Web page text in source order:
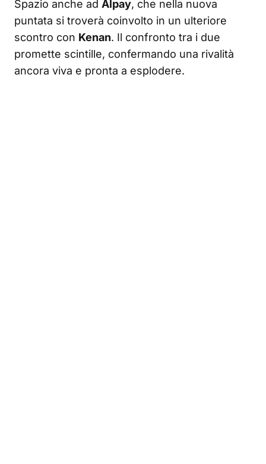
Spazio anche ad Alpay, che nella nuova
puntata si troverà coinvolto in un ulteriore
scontro con Kenan. Il confronto tra i due
promette scintille, confermando una rivalità
ancora viva e pronta a esplodere.